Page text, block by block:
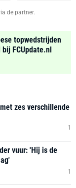
de partner.
topwedstrijden
FCUpdate.nl
zes verschillende
1
vuur: 'Hij is de
1